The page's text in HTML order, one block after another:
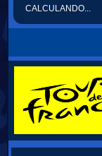
CALCULANDO...